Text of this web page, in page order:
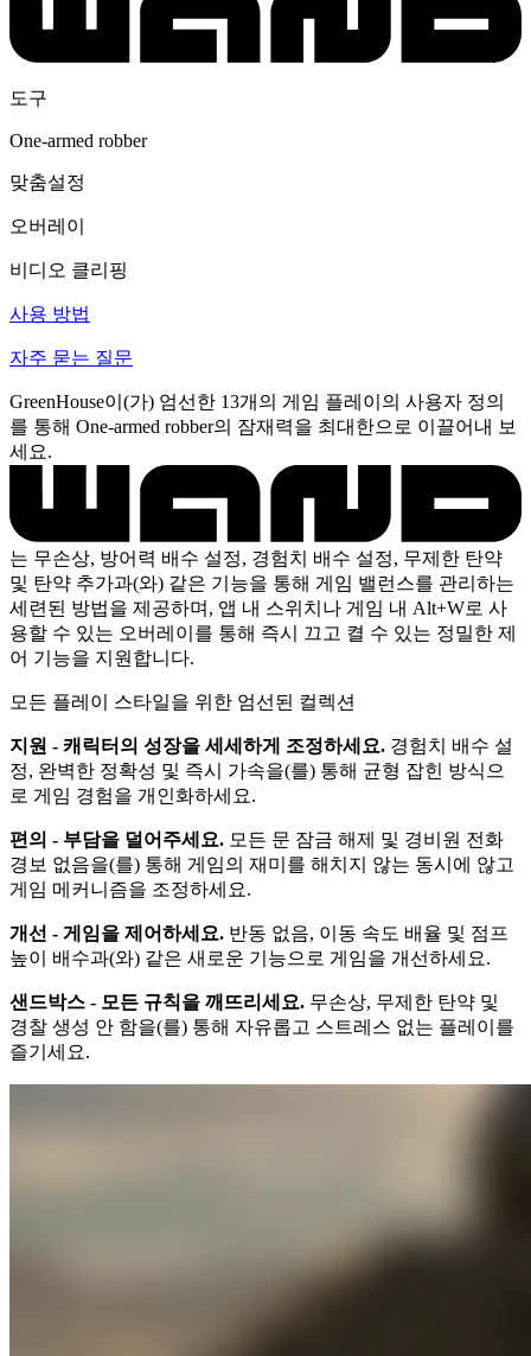
도구
One-armed robber
맞춤설정
오버레이
비디오 클리핑
사용 방법
자주 묻는 질문
GreenHouse이(가) 엄선한 13개의 게임 플레이의 사용자 정의
를 통해 One-armed robber의 잠재력을 최대한으로 이끌어내 보
세요.
는 무손상, 방어력 배수 설정, 경험치 배수 설정, 무제한 탄약
및 탄약 추가과(와) 같은 기능을 통해 게임 밸런스를 관리하는
세련된 방법을 제공하며, 앱 내 스위치나 게임 내 Alt+W로 사
용할 수 있는 오버레이를 통해 즉시 끄고 켤 수 있는 정밀한 제
어 기능을 지원합니다.
모든 플레이 스타일을 위한 엄선된 컬렉션
지원 - 캐릭터의 성장을 세세하게 조정하세요. 경험치 배수 설
정, 완벽한 정확성 및 즉시 가속을(를) 통해 균형 잡힌 방식으
로 게임 경험을 개인화하세요.
편의 - 부담을 덜어주세요. 모든 문 잠금 해제 및 경비원 전화
경보 없음을(를) 통해 게임의 재미를 해치지 않는 동시에 않고
게임 메커니즘을 조정하세요.
개선 - 게임을 제어하세요. 반동 없음, 이동 속도 배율 및 점프
높이 배수과(와) 같은 새로운 기능으로 게임을 개선하세요.
샌드박스 - 모든 규칙을 깨뜨리세요. 무손상, 무제한 탄약 및
경찰 생성 안 함을(를) 통해 자유롭고 스트레스 없는 플레이를
즐기세요.